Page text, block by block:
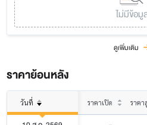
ไม่มีข้อมู
ดูเพิ่มเติม
ราคาย้อนหลัง
วันที่ ราคาเปิด ราคา